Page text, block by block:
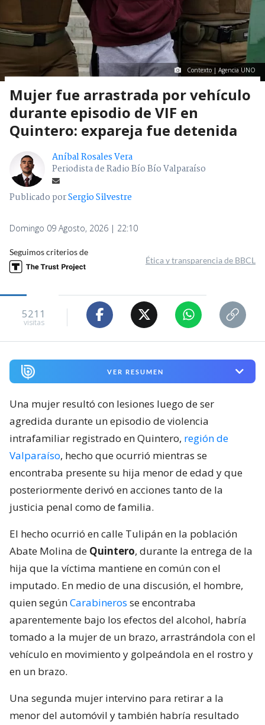
Contexto | Agencia UNO
Mujer fue arrastrada por vehículo
durante episodio de VIF en
Quintero: expareja fue detenida
Aníbal Rosales Vera
Periodista de Radio Bío Bío Valparaíso
Publicado porSergio Silvestre
Domingo 09 Agosto, 2026 | 22:10
Seguimos criterios de
Ética y transparencia de BBCL
5211
visitas
VER RESUMEN
Una mujer resultó con lesiones luego de ser
agredida durante un episodio de violencia
intrafamiliar registrado en Quintero, región de
Valparaíso, hecho que ocurrió mientras se
encontraba presente su hija menor de edad y que
posteriormente derivó en acciones tanto de la
justicia penal como de familia.
El hecho ocurrió en calle Tulipán en la población
Abate Molina de Quintero, durante la entrega de la
hija que la víctima mantiene en común con el
imputado. En medio de una discusión, el hombre,
quien segúnCarabineros se encontraba
aparentemente bajo los efectos del alcohol, habría
tomado a la mujer de un brazo, arrastrándola con el
vehículo en movimiento y golpeándola en el rostro y
en un brazo.
Una segunda mujer intervino para retirar a la
menor del automóvil y también habría resultado